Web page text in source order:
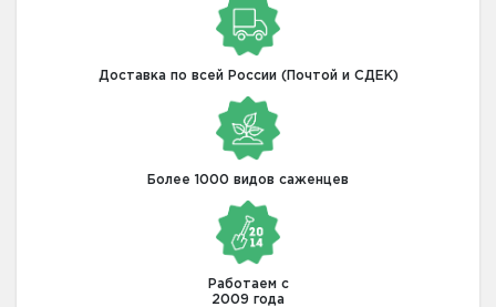
Доставка по всей России (Почтой и СДЕК)
Более 1000 видов саженцев
Работаем с
2009 года